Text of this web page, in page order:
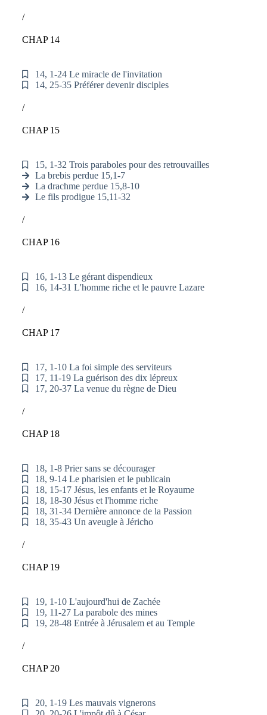
/
CHAP 14
14, 1-24 Le miracle de l'invitation
14, 25-35 Préférer devenir disciples
/
CHAP 15
15, 1-32 Trois paraboles pour des retrouvailles
La brebis perdue 15,1-7
La drachme perdue 15,8-10
Le fils prodigue 15,11-32
/
CHAP 16
16, 1-13 Le gérant dispendieux
16, 14-31 L'homme riche et le pauvre Lazare
/
CHAP 17
17, 1-10 La foi simple des serviteurs
17, 11-19 La guérison des dix lépreux
17, 20-37 La venue du règne de Dieu
/
CHAP 18
18, 1-8 Prier sans se décourager
18, 9-14 Le pharisien et le publicain
18, 15-17 Jésus, les enfants et le Royaume
18, 18-30 Jésus et l'homme riche
18, 31-34 Dernière annonce de la Passion
18, 35-43 Un aveugle à Jéricho
/
CHAP 19
19, 1-10 L'aujourd'hui de Zachée
19, 11-27 La parabole des mines
19, 28-48 Entrée à Jérusalem et au Temple
/
CHAP 20
20, 1-19 Les mauvais vignerons